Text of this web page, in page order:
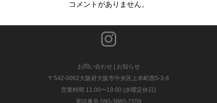
コメントがありません。
お問い合わせ
お知らせ
〒542-0062大阪府大阪市中央区上本町西5-3-8
営業時間 11:00〜19:00 (水曜定休日)